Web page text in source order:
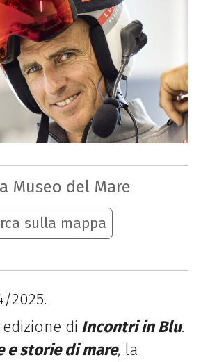
Museo del Mare
sulla mappa
2025.
di Incontri in Blu.
e storie di mare, la